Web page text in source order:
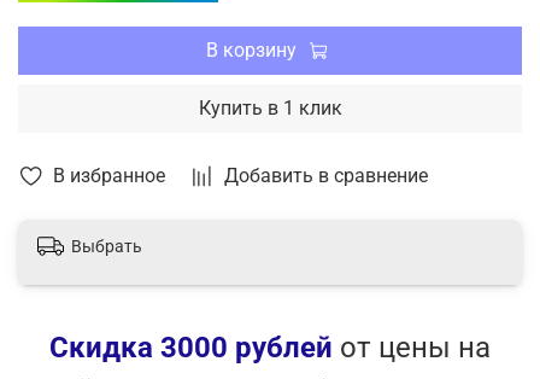
В избранное Добавить в сравнение
В корзину
Купить в 1 клик
Выбрать
Скидка 3000 рублей от цены на